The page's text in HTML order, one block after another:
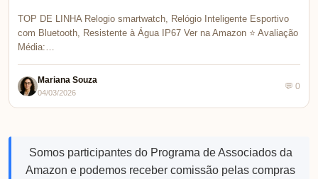
TOP DE LINHA Relogio smartwatch, Relógio Inteligente Esportivo
com Bluetooth, Resistente à Água IP67 Ver na Amazon ⭐ Avaliação
Média:…
Mariana Souza
04/03/2026
💬 0
Somos participantes do Programa de Associados da
Amazon e podemos receber comissão pelas compras